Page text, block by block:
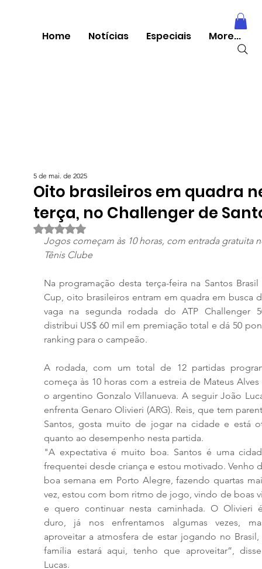
Home Notícias Especiais More...
Oito brasileiros em quadra
terça, no Challenger de
5 de mai. de 2025
Avaliado com NaN de 5 estrelas.
Jogos começam às 10 horas, com entrada gratuita
Tênis Clube
Na programação desta terça-feira na Santos Brasil
Cup, oito brasileiros entram em quadra em busca
vaga na segunda rodada do ATP Challenger
distribui US$ 60 mil em premiação total e dá 50
ranking para o campeão.
A rodada, com um total de 12 partidas
começa às 10 horas com a estreia de Mateus
o argentino Gonzalo Villanueva. A seguir João
enfrenta Genaro Olivieri (ARG). Reis, que tem
Santos, gosta muito de jogar na cidade e está
quanto ao desempenho nesta partida.
"A expectativa é muito boa. Santos é uma
frequentei desde criança e estou motivado. Venho
boa semana em Porto Alegre, fazendo quartas
vez, estou com bom ritmo de jogo, vindo de boas
e quero continuar nesta caminhada. O Olivieri
duro, já nos enfrentamos algumas vezes,
aproveitar a atmosfera de estar jogando no Brasil,
família estará aqui, tenho que aproveitar”,
Lucas.